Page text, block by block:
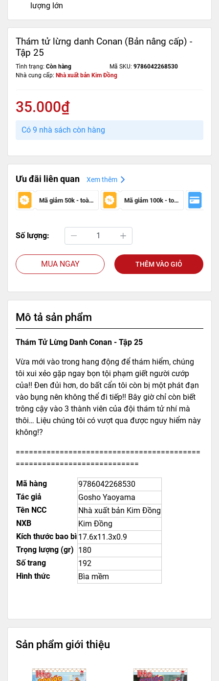
lượng lớn
Thám tử lừng danh Conan (Bản nâng cấp) -
Tập 25
Tình trạng: Còn hàng Mã SKU: 9786042268530
Nhà cung cấp: Nhà xuất bản Kim Đồng
35.000₫
Có 9 nhà sách còn hàng
Ưu đãi liên quan Xem thêm
Mã giảm 50k - toàn sàn Mã giảm 100k - toàn sàn
Số lượng:
MUA NGAY THÊM VÀO GIỎ
Mô tả sản phẩm
Thám Tử Lừng Danh Conan - Tập 25
Vừa mới vào trong hang động để thám hiểm, chúng
tôi xui xẻo gặp ngay bọn tội phạm giết người cướp
của!! Đen đủi hơn, do bất cẩn tôi còn bị một phát đạn
vào bụng nên không thể đi tiếp!! Bây giờ chỉ còn biết
trông cậy vào 3 thành viên của đội thám tử nhí mà
thôi… Liệu chúng tôi có vượt qua được nguy hiểm này
không!?
==========================================
============================
Mã hàng
9786042268530
Tác giả
Gosho Yaoyama
Tên NCC
Nhà xuất bản Kim Đồng
NXB
Kim Đồng
Kích thước bao bì 17.6x11.3x0.9
Trọng lượng (gr) 180
Số trang
192
Hình thức
Bìa mềm
Sản phẩm giới thiệu